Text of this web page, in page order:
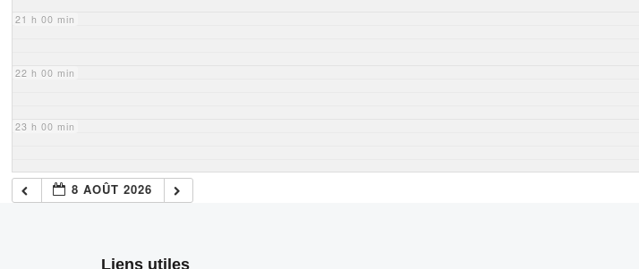
21 h 00 min
22 h 00 min
23 h 00 min
8 AOÛT 2026
Liens utiles